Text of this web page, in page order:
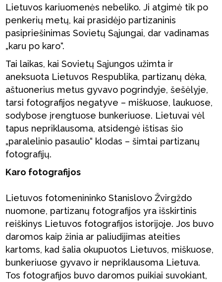
Lietuvos kariuomenės nebeliko. Ji atgimė tik po
penkerių metų, kai prasidėjo partizaninis
pasipriešinimas Sovietų Sąjungai, dar vadinamas
„karu po karo“.
Tai laikas, kai Sovietų Sąjungos užimta ir
aneksuota Lietuvos Respublika, partizanų dėka,
aštuonerius metus gyvavo pogrindyje, šešėlyje,
tarsi fotografijos negatyve – miškuose, laukuose,
sodybose įrengtuose bunkeriuose. Lietuvai vėl
tapus nepriklausoma, atsidengė ištisas šio
„paralelinio pasaulio“ klodas – šimtai partizanų
fotografijų.
Karo fotografijos
Lietuvos fotomenininko Stanislovo Žvirgždo
nuomone, partizanų fotografijos yra išskirtinis
reiškinys Lietuvos fotografijos istorijoje. Jos buvo
daromos kaip žinia ar paliudijimas ateities
kartoms, kad šalia okupuotos Lietuvos, miškuose,
bunkeriuose gyvavo ir nepriklausoma Lietuva.
Tos fotografijos buvo daromos puikiai suvokiant,